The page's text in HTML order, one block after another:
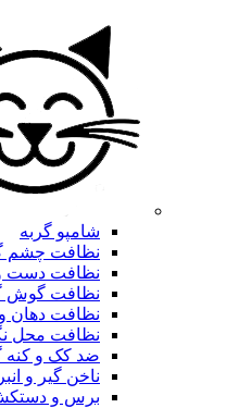
شامپو گربه
نظافت چشم
نظافت دست و
نظافت گوش
نظافت دهان و
نظافت محل
ضد کک و کنه
ناخن گیر و
برس و